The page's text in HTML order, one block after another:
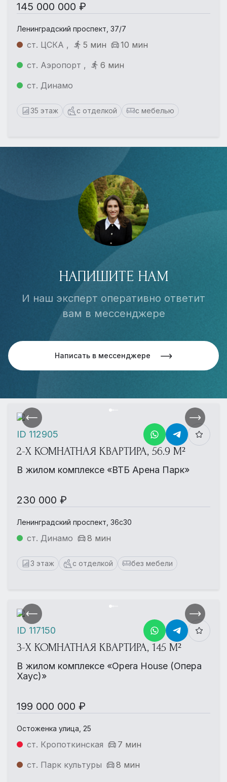
145 000 000 ₽
Ленинградский проспект, 37/7
ст. ЦСКА , 5 мин
10 мин
ст. Аэропорт ,
6 мин
ст. Динамо
35 этаж с отделкой с мебелью
НАПИШИТЕ НАМ
И наш эксперт оперативно ответит
вам в мессенджере
Написать в мессенджере
2-Х КОМНАТНАЯ КВАРТИРА, 56.9 М²
В жилом комплексе «ВТБ Арена Парк»
230 000 ₽
Ленинградский проспект, 36с30
ст. Динамо 8 мин
3 этаж с отделкой без мебели
ID 112905
3-Х КОМНАТНАЯ КВАРТИРА, 145 М²
В жилом комплексе «Opera House (Опера
Хаус)»
199 000 000 ₽
Остоженка улица, 25
ст. Кропоткинская
7 мин
ст. Парк культуры
8 мин
ID 117150